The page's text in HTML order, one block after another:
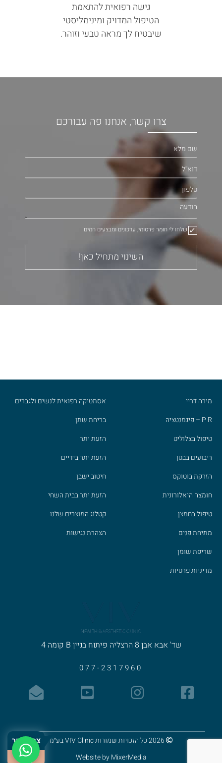
צרו קשר
גישה רפואית להתאמת
הטיפול המדויק ומינימליסטי
שיבטיח לך מראה טבעי וזוהר.
צרו קשר, אנחנו פה עבורכם
שלחו לי חומר פרסומי, עדכונים ומבצעים חמים!
אסתטיקה רפואית לנשים ולגברים
בריחת שתן
הזעת יתר
הזעת יתר בידיים
חיטוב ישבן
הזעת יתר בבית השחי
קטלוג המוצרים שלנו
הצהרת נגישות
מירה דריי
P R – פיגמנטציה
טיפול בצלוליט
ריבועים בבטן
הזרקת בוטוקס
חומצה היאלורונית
טיפול בחמצן
מתיחת פנים
שריפת שומן
מדיניות פרטיות
שד' אבא אבן 8 הרצליה פיתוחבניין B קומה 4
077-2317960
Website byMixerMedia